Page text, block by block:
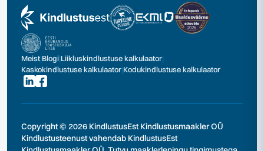
Meist|Blogi|Liikluskindlustuse kalkulaator|
Kaskokindlustuse kalkulaator|Kodukindlustuse kalkulaator
Copyright © 2026 KindlustusEst Kindlustusmaakler OÜ
Kindlustusteenust vahendab KindlustusEst